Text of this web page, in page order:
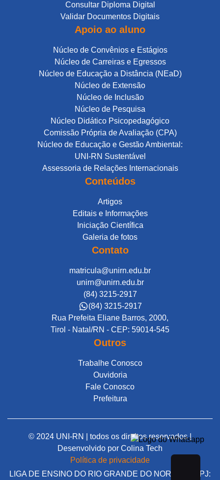
Consultar Diploma Digital
Validar Documentos Digitais
Apoio ao aluno
Núcleo de Convênios e Estágios
Núcleo de Carreiras e Egressos
Núcleo de Educação a Distância (NEaD)
Núcleo de Extensão
Núcleo de Inclusão
Núcleo de Pesquisa
Núcleo Didático Psicopedagógico
Comissão Própria de Avaliação (CPA)
Núcleo de Educação e Gestão Ambiental:
UNI-RN Sustentável
Assessoria de Relações Internacionais
Conteúdos
Artigos
Editais e Informações
Iniciação Científica
Galeria de fotos
Contato
matricula@unirn.edu.br
unirn@unirn.edu.br
(84) 3215-2917
(84) 3215-2917
Rua Prefeita Eliane Barros, 2000,
Tirol - Natal/RN - CEP: 59014-545
Outros
Trabalhe Conosco
Ouvidoria
Fale Conosco
Prefeitura
© 2024 UNI-RN | todos os direitos reservados |
Desenvolvido por Colina Tech
Política de privacidade
LIGA DE ENSINO DO RIO GRANDE DO NORTE | CNPJ: